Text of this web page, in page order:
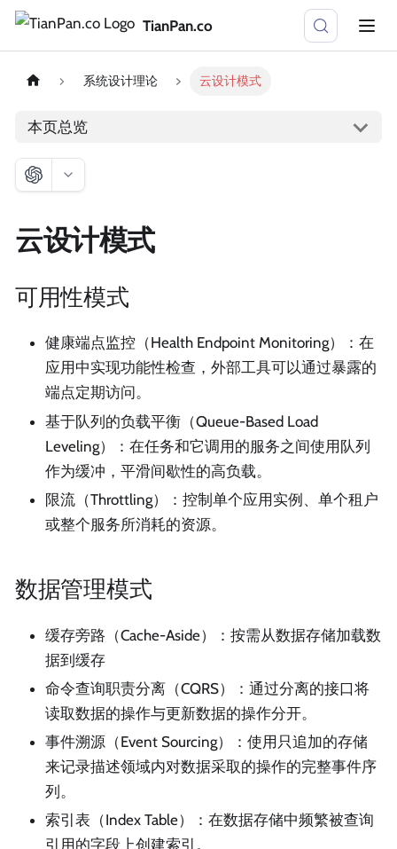
TianPan.co
系统设计理论 云设计模式
本页总览
云设计模式
可用性模式
健康端点监控（Health Endpoint Monitoring）：在
应用中实现功能性检查，外部工具可以通过暴露的
端点定期访问。
基于队列的负载平衡（Queue-Based Load
Leveling）：在任务和它调用的服务之间使用队列
作为缓冲，平滑间歇性的高负载。
限流（Throttling）：控制单个应用实例、单个租户
或整个服务所消耗的资源。
数据管理模式
缓存旁路（Cache-Aside）：按需从数据存储加载数
据到缓存
命令查询职责分离（CQRS）：通过分离的接口将
读取数据的操作与更新数据的操作分开。
事件溯源（Event Sourcing）：使用只追加的存储
来记录描述领域内对数据采取的操作的完整事件序
列。
索引表（Index Table）：在数据存储中频繁被查询
引用的字段上创建索引。